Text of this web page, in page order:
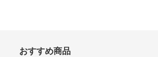
おすすめ商品